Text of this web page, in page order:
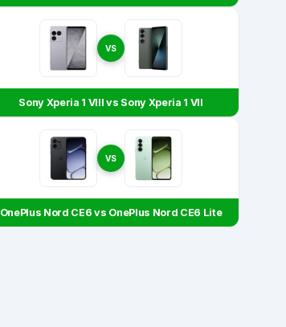
VS
Sony Xperia 1 VIII vs Sony Xperia 1 VII
VS
OnePlus Nord CE6 vs OnePlus Nord CE6 Lite